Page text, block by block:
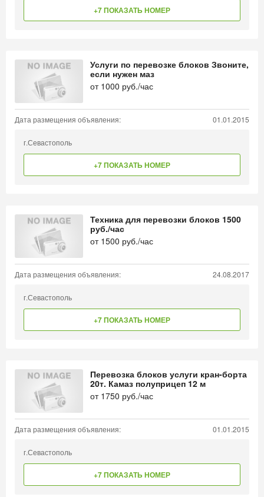
+7 ПОКАЗАТЬ НОМЕР
Услуги по перевозке блоков Звоните,
если нужен маз
от 1000 руб./час
Дата размещения объявления: 01.01.2015
г.Севастополь
+7 ПОКАЗАТЬ НОМЕР
Техника для перевозки блоков 1500
руб./час
от 1500 руб./час
Дата размещения объявления: 24.08.2017
г.Севастополь
+7 ПОКАЗАТЬ НОМЕР
Перевозка блоков услуги кран-борта
20т. Камаз полуприцеп 12 м
от 1750 руб./час
Дата размещения объявления: 01.01.2015
г.Севастополь
+7 ПОКАЗАТЬ НОМЕР